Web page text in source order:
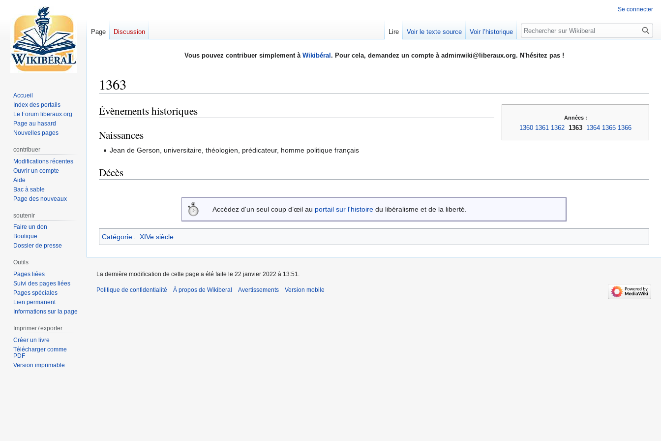
Vous pouvez contribuer simplement à Wikibéral . Pour cela, demandez un compte à adminwiki@liberaux.org. N'hésitez pas !
1363
Aller
à
la
navigation
Aller
à
la
recherche
Années :
1360 1361 1362 1363 1364 1365 1366
Évènements historiques
Naissances
Jean de Gerson, universitaire, théologien, prédicateur, homme politique français
Décès
Accédez d'un seul coup d’œil au portail sur l'histoire du libéralisme et de la liberté.
Catégorie : XIVe siècle
Se connecter
Page Discussion Lire Voir le texte source Voir l’historique Rechercher
Accueil
Index des portails
Le Forum liberaux.org
Page au hasard
Nouvelles pages
contribuer
Modifications récentes
Ouvrir un compte
Aide
Bac à sable
Page des nouveaux
soutenir
Faire un don
Boutique
Dossier de presse
Outils
Pages liées
Suivi des pages liées
Pages spéciales
Lien permanent
Informations sur la page
Imprimer / exporter
Créer un livre
Télécharger comme
PDF
Version imprimable
La dernière modification de cette page a été faite le 22 janvier 2022 à 13:51.
Politique de confidentialité À propos de Wikiberal Avertissements Version mobile